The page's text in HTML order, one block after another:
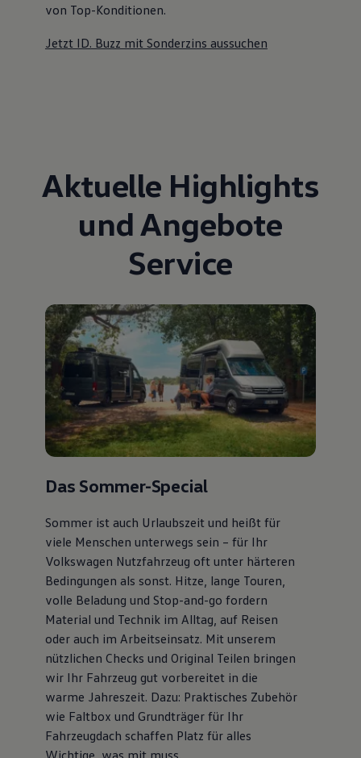
von Top-Konditionen.
Jetzt ID. Buzz mit Sonderzins aussuchen
Aktuelle Highlights
und Angebote
Service
Das Sommer-Special
Sommer ist auch Urlaubszeit und heißt für
viele Menschen unterwegs sein – für Ihr
Volkswagen Nutzfahrzeug oft unter härteren
Bedingungen als sonst. Hitze, lange Touren,
volle Beladung und Stop-and-go fordern
Material und Technik im Alltag, auf Reisen
oder auch im Arbeitseinsatz. Mit unserem
nützlichen Checks und Original Teilen bringen
wir Ihr Fahrzeug gut vorbereitet in die
warme Jahreszeit. Dazu: Praktisches Zubehör
wie Faltbox und Grundträger für Ihr
Fahrzeugdach schaffen Platz für alles